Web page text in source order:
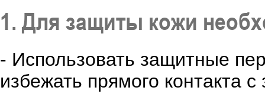
1. Для защиты кожи
- Использовать защитные
избежать прямого контакта